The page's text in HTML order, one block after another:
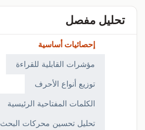
تحليل مفصل
إحصائيات أساسية
مؤشرات القابلية للقراءة
توزيع أنواع الأحرف
الكلمات المفتاحية الرئيسية
تحليل تحسين محركات البحث